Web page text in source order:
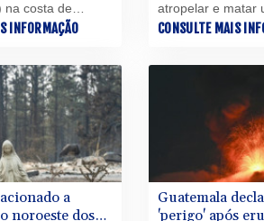
na costa de
no norte da
fogo ao
o Canal da
as
INFORMAÇÃO
atropelar e matar
região de Barueri,
terça-feira (4).
CONSULTE MAIS
a
noroeste dos
Guatemala
'perigo' após